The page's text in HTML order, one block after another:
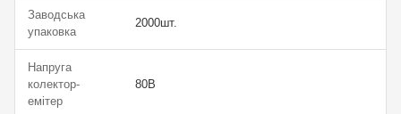
Заводська
упаковка
2000шт.
Напруга
колектор-
емітер
80В